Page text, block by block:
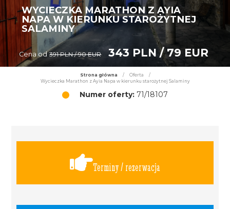
WYCIECZKA MARATHON Z AYIA
NAPA W KIERUNKU STAROŻYTNEJ
SALAMINY
Cena od 391 PLN / 90 EUR 343 PLN / 79 EUR
Strona główna / Oferta
/
Wycieczka Marathon z Ayia Napa w kierunku starożytnej Salaminy
Numer oferty: 71/18107
Terminy / rezerwacja